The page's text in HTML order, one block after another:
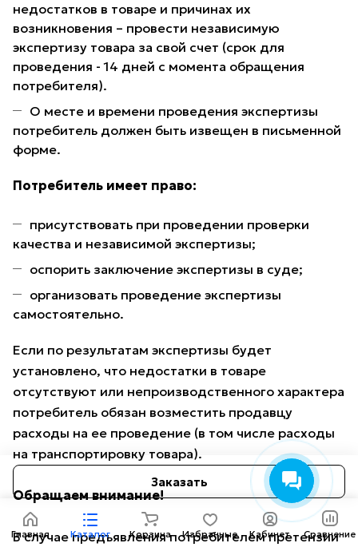
Заказать
недостатков в товаре и причинах их
возникновения – провести независимую
экспертизу товара за свой счет (срок для
проведения - 14 дней с момента обращения
потребителя).
О месте и времени проведения экспертизы
потребитель должен быть извещен в письменной
форме.
Потребитель имеет право:
присутствовать при проведении проверки
качества и независимой экспертизы;
оспорить заключение экспертизы в суде;
организовать проведение экспертизы
самостоятельно.
Если по результатам экспертизы будет
установлено, что недостатки в товаре
отсутствуют или непроизводственного характера
потребитель обязан возместить продавцу
расходы на ее проведение (в том числе расходы
на транспортировку товара).
Обращаем внимание!
В случае предъявления потребителем претензии
Главная Каталог Корзина Избранные Кабинет Сравнение